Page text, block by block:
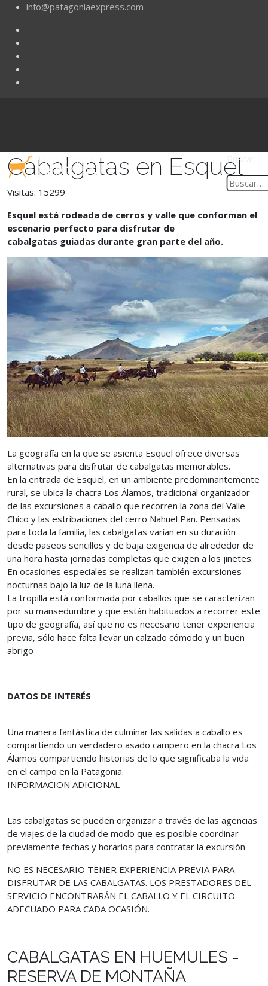
info@patagoniaexpress.com
Buscar
Cabalgatas en Esquel
Visitas: 15299
Esquel está rodeada de cerros y valle que conforman el
escenario perfecto para disfrutar de
cabalgatas guiadas durante gran parte del año.
La geografía en la que se asienta Esquel ofrece diversas
alternativas para disfrutar de cabalgatas memorables.
En la entrada de Esquel, en un ambiente predominantemente
rural, se ubica la chacra Los Álamos, tradicional organizador
de las excursiones a caballo que recorren la zona del Valle
Chico y las estribaciones del cerro Nahuel Pan. Pensadas
para toda la familia, las cabalgatas varían en su duración
desde paseos sencillos y de baja exigencia de alrededor de
una hora hasta jornadas completas que exigen a los jinetes.
En ocasiones especiales se realizan también excursiones
nocturnas bajo la luz de la luna llena.
La tropilla está conformada por caballos que se caracterizan
por su mansedumbre y que están habituados a recorrer este
tipo de geografía, así que no es necesario tener experiencia
previa, sólo hace falta llevar un calzado cómodo y un buen
abrigo
DATOS DE INTERÉS
Una manera fantástica de culminar las salidas a caballo es
compartiendo un verdadero asado campero en la chacra Los
Álamos compartiendo historias de lo que significaba la vida
en el campo en la Patagonia.
INFORMACION ADICIONAL
Las cabalgatas se pueden organizar a través de las agencias
de viajes de la ciudad de modo que es posible coordinar
previamente fechas y horarios para contratar la excursión
NO ES NECESARIO TENER EXPERIENCIA PREVIA PARA
DISFRUTAR DE LAS CABALGATAS. LOS PRESTADORES DEL
SERVICIO ENCONTRARÁN EL CABALLO Y EL CIRCUITO
ADECUADO PARA CADA OCASIÓN.
CABALGATAS EN HUEMULES -
RESERVA DE MONTAÑA